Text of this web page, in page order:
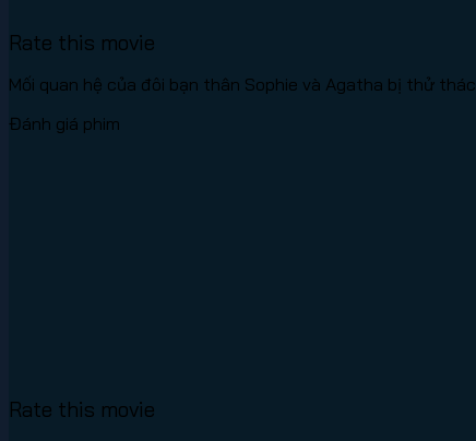
Rate this movie
Mối quan hệ của đôi bạn thân Sophie và Agatha bị thử
Đánh giá phim
Rate this movie